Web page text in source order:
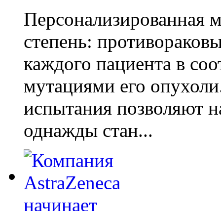
Персонализированная
степень:
каждого пациента в
мутациями его
испытания позволяют
однажды стан...